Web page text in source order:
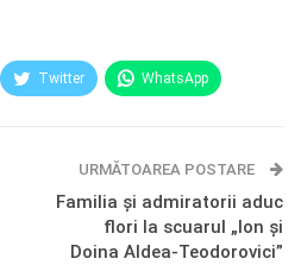
Twitter WhatsApp
URMĂTOAREA POSTARE
Familia și admiratorii aduc
flori la scuarul „Ion și
Doina Aldea-Teodorovici”